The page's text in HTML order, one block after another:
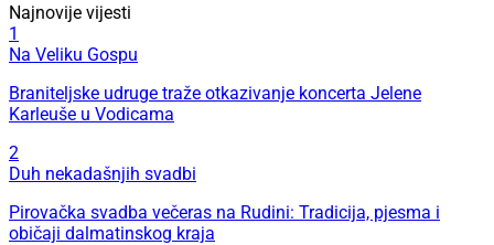
Najnovije vijesti
1
Na Veliku Gospu
Braniteljske udruge traže otkazivanje koncerta Jelene
Karleuše u Vodicama
2
Duh nekadašnjih svadbi
Pirovačka svadba večeras na Rudini: Tradicija, pjesma i
običaji dalmatinskog kraja